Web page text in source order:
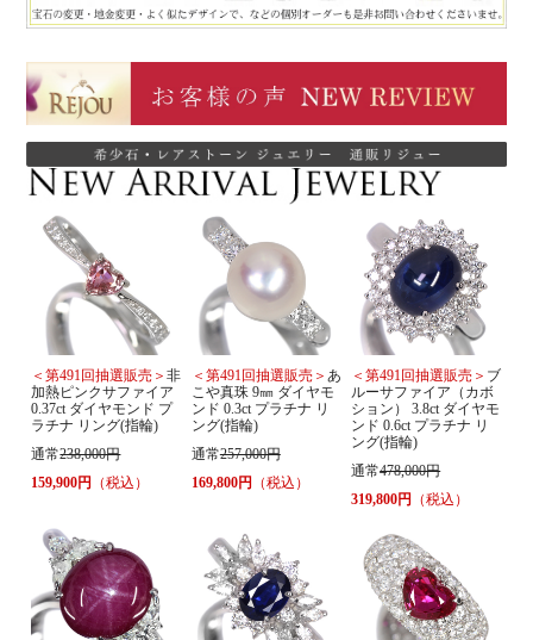
＜第491回抽選販売＞非
加熱ピンクサファイア
0.37ct ダイヤモンド プ
ラチナ リング(指輪)
通常238,000円
159,900円
（税込）
＜第491回抽選販売＞ あ
こや真珠 9㎜ ダイヤモ
ンド 0.3ct プラチナ リ
ング(指輪)
通常257,000円
169,800円
（税込）
＜第491回抽選販売＞ ブ
ルーサファイア（カボ
ション） 3.8ct ダイヤモ
ンド 0.6ct プラチナ リ
ング(指輪)
通常478,000円
319,800円
（税込）